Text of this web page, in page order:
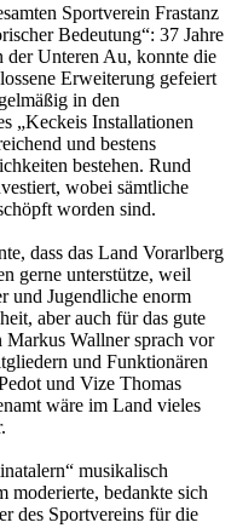
Sportverein Frastanz
Bedeutung“: 37 Jahre
der Unteren Au, konnte die
Erweiterung gefeiert
in den
„Keckeis Installationen
und bestens
bestehen. Rund
wobei sämtliche
worden sind.
dass das Land Vorarlberg
gerne unterstütze, weil
und Jugendliche enorm
aber auch für das gute
Markus Wallner sprach vor
und Funktionären
und Vize Thomas
wäre im Land vieles
musikalisch
moderierte, bedankte sich
des Sportvereins für die